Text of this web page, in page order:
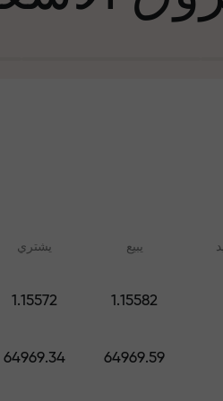
هديتك
يشتري يبيع
1.15572 1.15582
64969.34 64969.59
وندوات عبر الإنترنت لجميع